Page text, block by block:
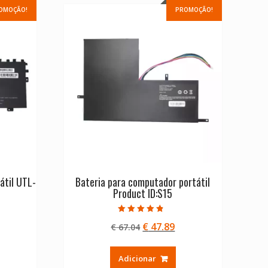
UTL-
PROMOÇÃO!
Bateria para computador portátil
Product ID:S15
4.50
de 5
€67.04 O
original
€ 47.89O
Adicionar